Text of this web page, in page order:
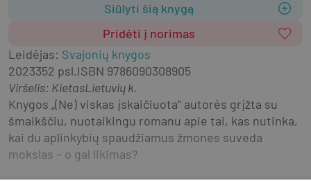
Siūlyti šią knygą
Pridėti į norimas
Leidėjas: Svajonių knygos
2023352 psl.ISBN 9786090308905
Viršelis: KietasLietuvių k.
Knygos „(Ne) viskas įskaičiuota“ autorės grįžta su
šmaikščiu, nuotaikingu romanu apie tai, kas nutinka,
kai du aplinkybių spaudžiamus žmones suveda
mokslas – o gal likimas?